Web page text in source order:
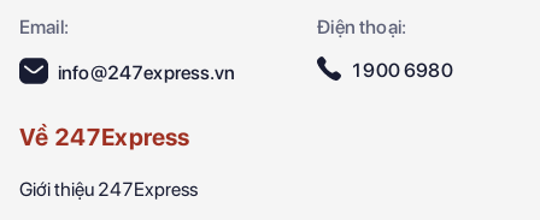
Email:
Điện thoại:
info@247express.vn
1900 6980
Về 247Express
Giới thiệu 247Express